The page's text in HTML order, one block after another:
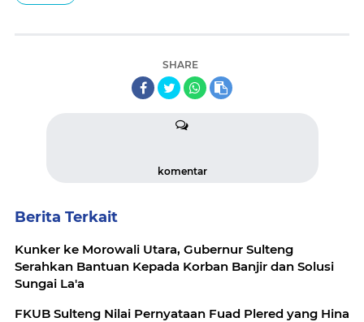
SHARE
komentar
Berita Terkait
Kunker ke Morowali Utara, Gubernur Sulteng
Serahkan Bantuan Kepada Korban Banjir dan Solusi
Sungai La'a
FKUB Sulteng Nilai Pernyataan Fuad Plered yang Hina